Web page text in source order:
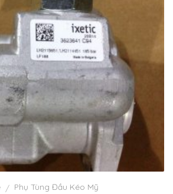
/ Phụ Tùng Đầu Kéo Mỹ